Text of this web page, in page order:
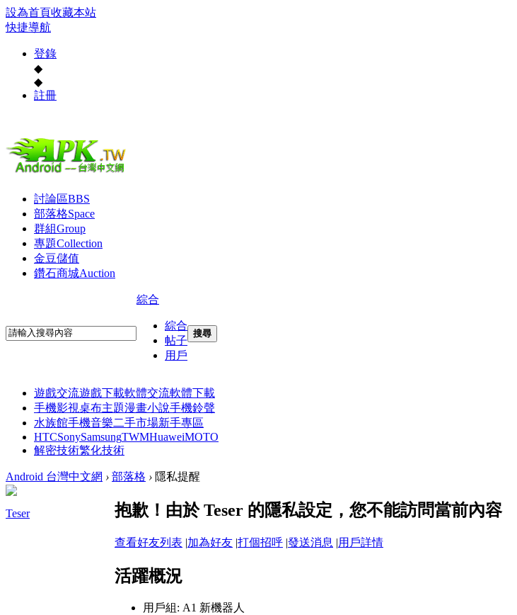
設為首頁收藏本站
快捷導航
登錄
◆
◆
註冊
討論區BBS
部落格Space
群組Group
專題Collection
金豆儲值
鑽石商城Auction
綜合
綜合
帖子
用戶
搜尋
遊戲交流遊戲下載軟體交流軟體下載
手機影視桌布主題漫畫小說手機鈴聲
水族館手機音樂二手市場新手專區
HTCSonySamsungTWMHuaweiMOTO
解密技術繁化技術
Android 台灣中文網 › 部落格 › 隱私提醒
Teser 抱歉！由於 Teser 的隱私設定，您不能訪問當前內容
查看好友列表 |加為好友 |打個招呼 |發送消息 |用戶詳情
活躍概況
用戶組: A1 新機器人